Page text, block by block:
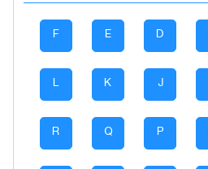
D
E
F
J
K
L
P
Q
R